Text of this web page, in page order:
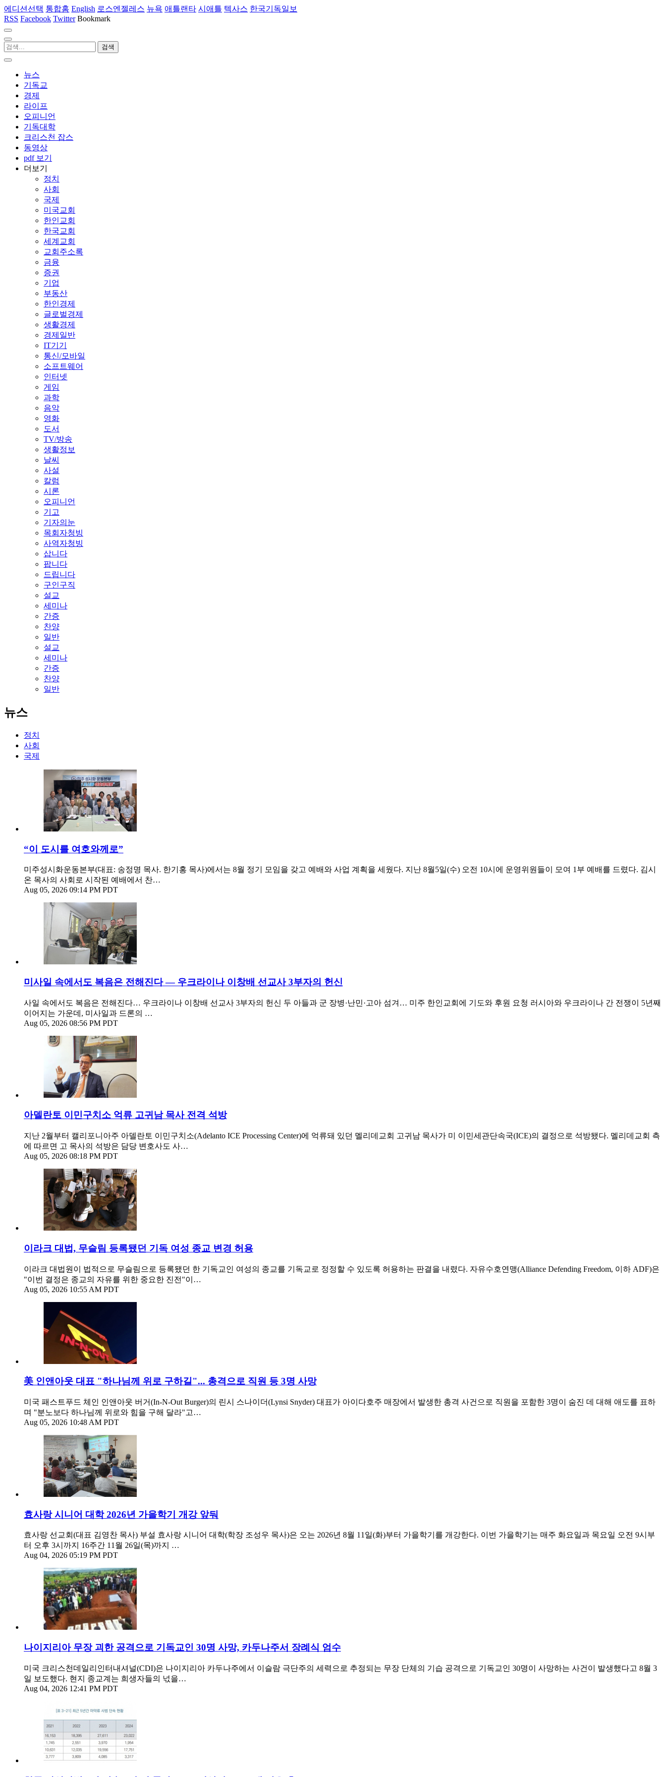
에디션선택 통합홈 English 로스엔젤레스 뉴욕 애틀랜타 시애틀 텍사스 한국기독일보
RSS Facebook Twitter Bookmark
뉴스
기독교
경제
라이프
오피니언
기독대학
크리스천 잡스
동영상
pdf 보기
더보기
정치
사회
국제
미국교회
한인교회
한국교회
세계교회
교회주소록
금융
증권
기업
부동산
한인경제
글로벌경제
생활경제
경제일반
IT기기
통신/모바일
소프트웨어
인터넷
게임
과학
음악
영화
도서
TV/방송
생활정보
날씨
사설
칼럼
시론
오피니언
기고
기자의눈
목회자청빙
사역자청빙
삽니다
팝니다
드립니다
구인구직
설교
세미나
간증
찬양
일반
설교
세미나
간증
찬양
일반
뉴스
정치
사회
국제
“이 도시를 여호와께로”
미주성시화운동본부(대표: 송정명 목사. 한기홍 목사)에서는 8월 정기 모임을 갖고 예배와 사업 계획을 세웠다. 지난 8월5일(수) 오전 10시에 운영위원들이 모여 1부 예배를 드렸다. 김시
온 목사의 사회로 시작된 예배에서 찬…
Aug 05, 2026 09:14 PM PDT
미사일 속에서도 복음은 전해진다 — 우크라이나 이창배 선교사 3부자의 헌신
사일 속에서도 복음은 전해진다… 우크라이나 이창배 선교사 3부자의 헌신 두 아들과 군 장병·난민·고아 섬겨… 미주 한인교회에 기도와 후원 요청 러시아와 우크라이나 간 전쟁이 5년째
이어지는 가운데, 미사일과 드론의 …
Aug 05, 2026 08:56 PM PDT
아델란토 이민구치소 억류 고귀남 목사 전격 석방
지난 2월부터 캘리포니아주 아델란토 이민구치소(Adelanto ICE Processing Center)에 억류돼 있던 멜리데교회 고귀남 목사가 미 이민세관단속국(ICE)의 결정으로 석방됐다. 멜리데교회 측
에 따르면 고 목사의 석방은 담당 변호사도 사…
Aug 05, 2026 08:18 PM PDT
이라크 대법, 무슬림 등록됐던 기독 여성 종교 변경 허용
이라크 대법원이 법적으로 무슬림으로 등록됐던 한 기독교인 여성의 종교를 기독교로 정정할 수 있도록 허용하는 판결을 내렸다. 자유수호연맹(Alliance Defending Freedom, 이하 ADF)은
"이번 결정은 종교의 자유를 위한 중요한 진전"이…
Aug 05, 2026 10:55 AM PDT
美 인앤아웃 대표 "하나님께 위로 구하길"... 총격으로 직원 등 3명 사망
미국 패스트푸드 체인 인앤아웃 버거(In-N-Out Burger)의 린시 스나이더(Lynsi Snyder) 대표가 아이다호주 매장에서 발생한 총격 사건으로 직원을 포함한 3명이 숨진 데 대해 애도를 표하
며 "분노보다 하나님께 위로와 힘을 구해 달라"고…
Aug 05, 2026 10:48 AM PDT
효사랑 시니어 대학 2026년 가을학기 개강 앞둬
효사랑 선교회(대표 김영찬 목사) 부설 효사랑 시니어 대학(학장 조성우 목사)은 오는 2026년 8월 11일(화)부터 가을학기를 개강한다. 이번 가을학기는 매주 화요일과 목요일 오전 9시부
터 오후 3시까지 16주간 11월 26일(목)까지 …
Aug 04, 2026 05:19 PM PDT
나이지리아 무장 괴한 공격으로 기독교인 30명 사망, 카두나주서 장례식 엄수
미국 크리스천데일리인터내셔널(CDI)은 나이지리아 카두나주에서 이슬람 극단주의 세력으로 추정되는 무장 단체의 기습 공격으로 기독교인 30명이 사망하는 사건이 발생했다고 8월 3
일 보도했다. 현지 종교계는 희생자들의 넋을…
Aug 04, 2026 12:41 PM PDT